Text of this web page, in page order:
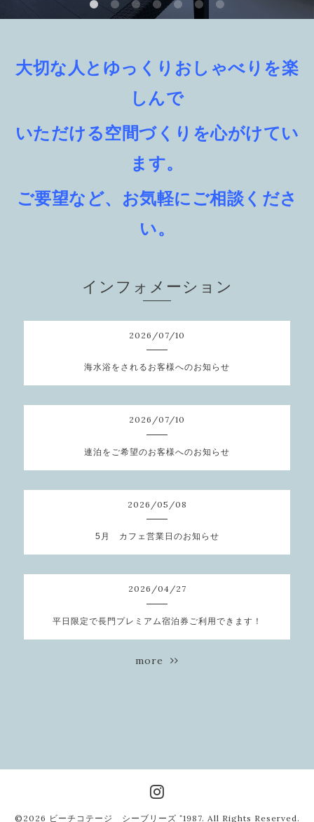
大切な人とゆっくりおしゃべりを楽
しんで
いただける空間づくりを心がけてい
ます。
ご要望など、お気軽にご相談くださ
い。
インフォメーション
2026 /07/10
海水浴をされるお客様へのお知らせ
2026 /07/10
連泊をご希望のお客様へのお知らせ
2026 /05 /08
5月 カフェ営業日のお知らせ
2026 /04 /27
平日限定で長門プレミアム宿泊券ご利用できます！
more
©2026 ビーチコテージ シーブリーズ ⁺1987. All Rights Reserved.